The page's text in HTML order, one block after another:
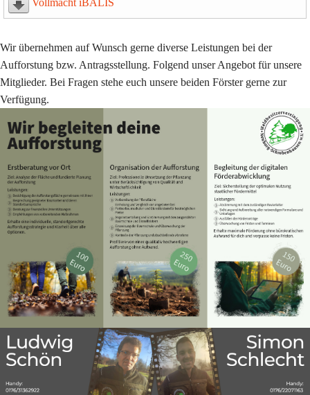
Wir übernehmen auf Wunsch gerne diverse Leistungen bei der
Aufforstung bzw. Antragsstellung. Folgend unser Angebot für unsere
Mitglieder. Bei Fragen stehe euch unsere beiden Förster gerne zur
Verfügung.